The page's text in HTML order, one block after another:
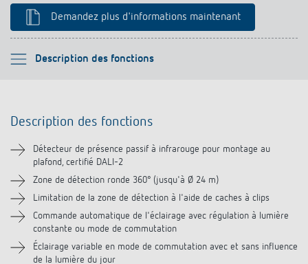
Demandez plus d'informations maintenant
Description des fonctions
Veuillez sélectionner
Informations techniques
Téléchargements
Accessoires
Produits similaires
Description des fonctions
Détecteur de présence passif à infrarouge pour montage au
plafond, certifié DALI-2
Zone de détection ronde 360° (jusqu'à Ø 24 m)
Limitation de la zone de détection à l'aide de caches à clips
Commande automatique de l'éclairage avec régulation à lumière
constante ou mode de commutation
Éclairage variable en mode de commutation avec et sans influence
de la lumière du jour